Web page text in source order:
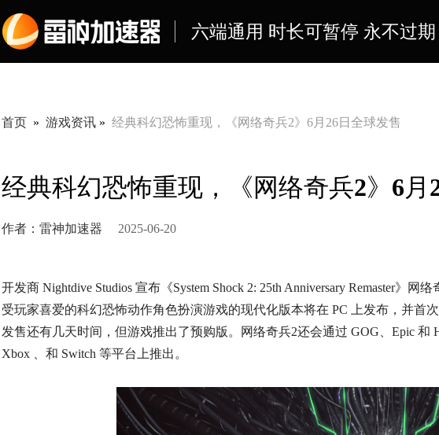
六端通用 时长可暂停 永不过期
首页 » 游戏资讯 » 经典科幻恐怖重现，​《网络奇兵2》6月26日全球发售
经典科幻恐怖重现，​《网络奇兵2》6月
作者：雷神加速器 2025-06-20
开发商 Nightdive Studios 宣布《System Shock 2: 25th Anniversary Remaster》
受玩家喜爱的科幻恐怖动作角色扮演游戏的现代化版本将在 PC 上发布，并首
发售还有几天时间，但游戏推出了预购版。网络奇兵2还会通过 GOG、Epic 和
Xbox 、和 Switch 等平台上推出。